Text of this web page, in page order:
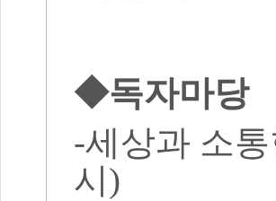
◆독자마당
-세상과 소
시)